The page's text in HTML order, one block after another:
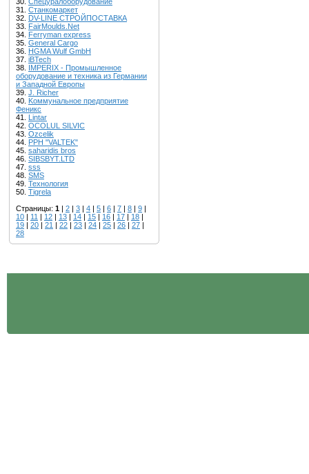
31. Cтанкомаркет
32. DV-LINE СТРОЙПОСТАВКА
33. FairMoulds.Net
34. Ferryman express
35. General Cargo
36. HGMA Wulf GmbH
37. iBTech
38. IMPERIX - Промышленное
оборудование и техника из Германии
и Западной Европы
39. J. Richer
40. Kоммунальное предприятие
Феникс
41. Lintar
42. OCOLUL SILVIC
43. Ozcelik
44. PPH "VALTEK"
45. saharidis bros
46. SIBSBYT.LTD
47. sss
48. SМS
49. Texнология
50. Tigrela
Страницы: 1 | 2 | 3 | 4 | 5 | 6 | 7 | 8 | 9 |
10 | 11 | 12 | 13 | 14 | 15 | 16 | 17 | 18 |
19 | 20 | 21 | 22 | 23 | 24 | 25 | 26 | 27 |
28